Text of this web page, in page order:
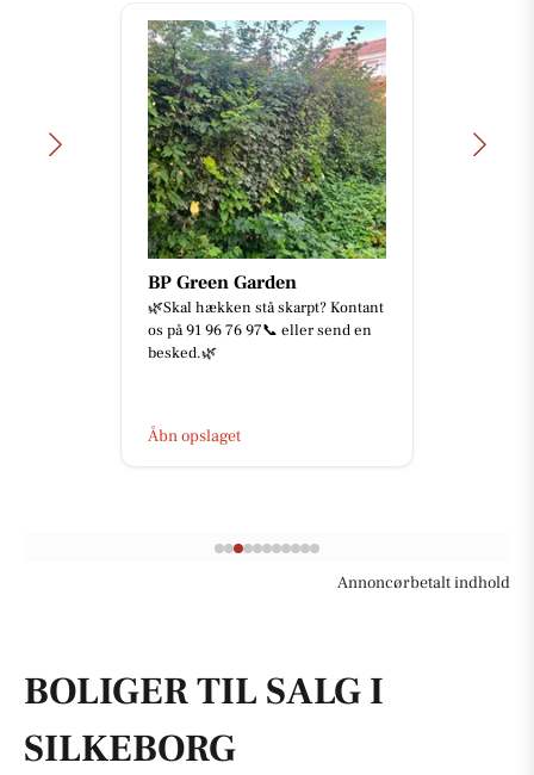
BP Green Garden
🌿Skal hækken stå skarpt? Kontant
os på 91 96 76 97📞 eller send en
besked.🌿
Åbn opslaget
Annoncørbetalt indhold
BOLIGER TIL SALG I
SILKEBORG